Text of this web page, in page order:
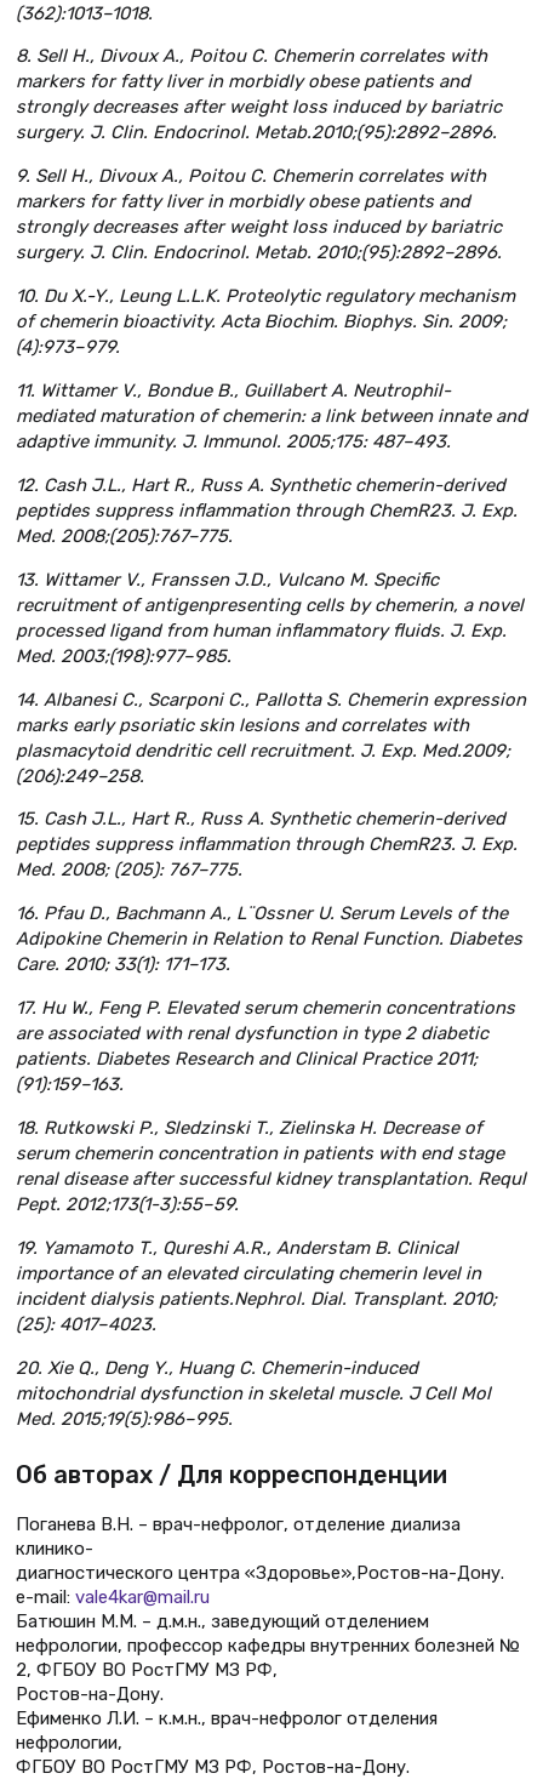
(362):1013–1018.
8. Sell H., Divoux A., Poitou C. Chemerin correlates with
markers for fatty liver in morbidly obese patients and
strongly decreases after weight loss induced by bariatric
surgery. J. Clin. Endocrinol. Metab.2010;(95):2892–2896.
9. Sell H., Divoux A., Poitou C. Chemerin correlates with
markers for fatty liver in morbidly obese patients and
strongly decreases after weight loss induced by bariatric
surgery. J. Clin. Endocrinol. Metab. 2010;(95):2892–2896.
10. Du X.-Y., Leung L.L.K. Proteolytic regulatory mechanism
of chemerin bioactivity. Acta Biochim. Biophys. Sin. 2009;
(4):973–979.
11. Wittamer V., Bondue B., Guillabert A. Neutrophil-
mediated maturation of chemerin: a link between innate and
adaptive immunity. J. Immunol. 2005;175: 487–493.
12. Cash J.L., Hart R., Russ A. Synthetic chemerin-derived
peptides suppress inflammation through ChemR23. J. Exp.
Med. 2008;(205):767–775.
13. Wittamer V., Franssen J.D., Vulcano M. Specific
recruitment of antigenpresenting cells by chemerin, a novel
processed ligand from human inflammatory fluids. J. Exp.
Med. 2003;(198):977–985.
14. Albanesi C., Scarponi C., Pallotta S. Chemerin expression
marks early psoriatic skin lesions and correlates with
plasmacytoid dendritic cell recruitment. J. Exp. Med.2009;
(206):249–258.
15. Cash J.L., Hart R., Russ A. Synthetic chemerin-derived
peptides suppress inflammation through ChemR23. J. Exp.
Med. 2008; (205): 767–775.
16. Pfau D., Bachmann A., L¨Ossner U. Serum Levels of the
Adipokine Chemerin in Relation to Renal Function. Diabetes
Care. 2010; 33(1): 171–173.
17. Hu W., Feng P. Elevated serum chemerin concentrations
are associated with renal dysfunction in type 2 diabetic
patients. Diabetes Research and Clinical Practice 2011;
(91):159–163.
18. Rutkowski P., Sledzinski T., Zielinska H. Decrease of
serum chemerin concentration in patients with end stage
renal disease after successful kidney transplantation. Requl
Pept. 2012;173(1-3):55–59.
19. Yamamoto T., Qureshi A.R., Anderstam B. Clinical
importance of an elevated circulating chemerin level in
incident dialysis patients.Nephrol. Dial. Transplant. 2010;
(25): 4017–4023.
20. Xie Q., Deng Y., Huang C. Chemerin-induced
mitochondrial dysfunction in skeletal muscle. J Cell Mol
Med. 2015;19(5):986–995.
Об авторах / Для корреспонденции
Поганева В.Н. – врач-нефролог, отделение диализа
клинико-
диагностического центра «Здоровье»,Ростов-на-Дону.
e-mail: vale4kar@mail.ru
Батюшин М.М. – д.м.н., заведующий отделением
нефрологии, профессор кафедры внутренних болезней №
2, ФГБОУ ВО РостГМУ МЗ РФ,
Ростов-на-Дону.
Ефименко Л.И. – к.м.н., врач-нефролог отделения
нефрологии,
ФГБОУ ВО РостГМУ МЗ РФ, Ростов-на-Дону.